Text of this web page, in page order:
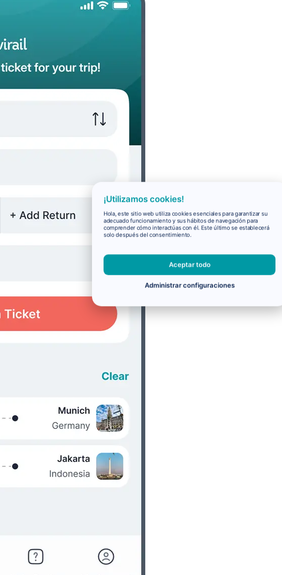
¡Utilizamos cookies!
Hola, este sitio web utiliza cookies esenciales para garantizar su
adecuado funcionamiento y sus hábitos de navegación para
comprender cómo interactúas con él. Este último se establecerá
solo después del consentimiento.
Aceptar todo
Administrar configuraciones